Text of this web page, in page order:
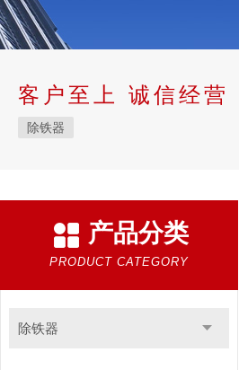
客户至上 诚信经营
除铁器
产品分类
PRODUCT CATEGORY
除铁器